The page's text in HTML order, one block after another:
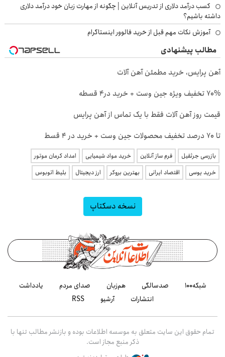
کسب درآمد دلاری از تدریس آنلاین | چگونه از مهارت زبان خود درآمد دلاری
داشته باشیم؟
آموزش نکات مهم قبل از خرید فالوور اینستاگرام
مطالب پیشنهادی
آهن پرایس، خرید مطمئن آهن آلات
70% تخفیف ویژه جین وست + خرید در4 قسطه
قیمت روز آهن آلات فقط با یک تماس از آهن پرایس
تا 70 درصد تخفیف محصولات جین وست + خرید در 4 قسط
بازرسی جرثقیل فرم ساز آنلاین خرید مواد شیمیایی
امداد کرمان موتور
خرید یوسی
اقتصاد ایرانی بهترین بروکر ارز دیجیتال بلیط اتوبوس
نسخه دسکتاپ
شبکه۱۰۰ صدسالگی هم‌زبان صدای مردم
یادداشت
انتشارات
آرشیو RSS
تمام حقوق این سایت متعلق به موسسه اطلاعات بوده و بازنشر مطالب تنها با
ذکر منبع مجاز است.